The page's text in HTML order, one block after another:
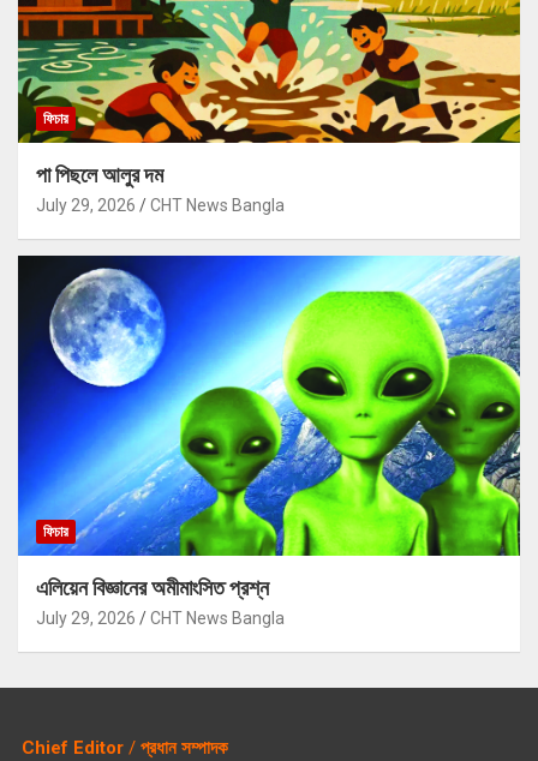
ফিচার
পা পিছলে আলুর দম
July 29, 2026 CHT News Bangla
ফিচার
এলিয়েন বিজ্ঞানের অমীমাংসিত প্রশ্ন
July 29, 2026 CHT News Bangla
Chief Editor / প্রধান সম্পাদক